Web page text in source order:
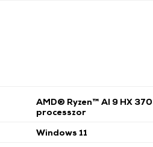
AMD® Ryzen™ AI 9 HX 370
processzor
Windows 11